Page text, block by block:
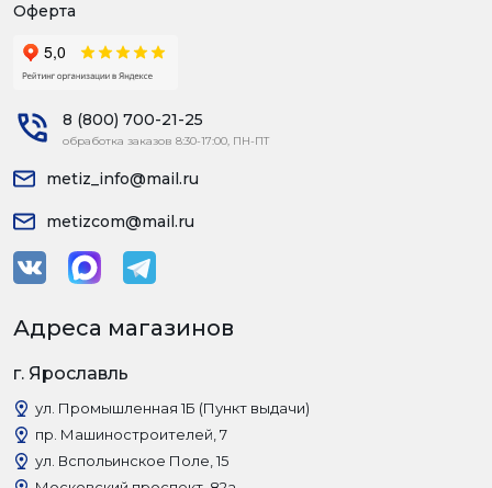
Оферта
8 (800) 700-21-25
обработка заказов 8:30-17:00, ПН-ПТ
metiz_info@mail.ru
metizcom@mail.ru
Адреса магазинов
г. Ярославль
ул. Промышленная 1Б (Пункт выдачи)
пр. Машиностроителей, 7
ул. Вспольинское Поле, 15